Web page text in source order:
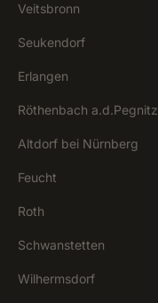
Veitsbronn
Seukendorf
Erlangen
Röthenbach a.d.Pegnitz
Altdorf bei Nürnberg
Feucht
Roth
Schwanstetten
Wilhermsdorf